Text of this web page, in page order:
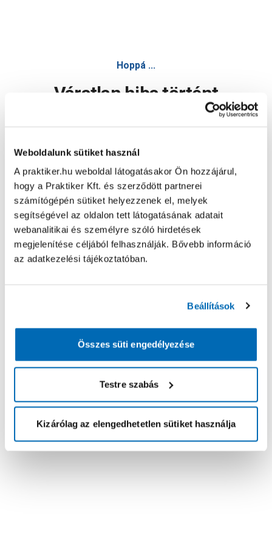
Weboldalunk sütiket használ
A praktiker.hu weboldal látogatásakor Ön hozzájárul,
hogy a Praktiker Kft. és szerződött partnerei
számítógépén sütiket helyezzenek el, melyek
segítségével az oldalon tett látogatásának adatait
webanalitikai és személyre szóló hirdetések
megjelenítése céljából felhasználják. Bővebb információ
az adatkezelési tájékoztatóban.
Beállítások
Összes süti engedélyezése
Testre szabás
Kizárólag az elengedhetetlen sütiket használja
Hoppá ...
Váratlan hiba történt
Oldal újratöltése